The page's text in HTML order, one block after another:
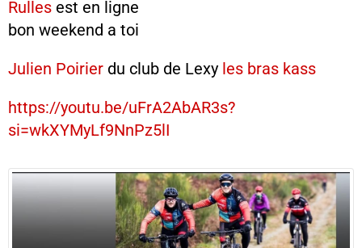
Rulles est en ligne
bon weekend a toi
Julien Poirier du club de Lexy les bras kass
https://youtu.be/uFrA2AbAR3s?
si=wkXYMyLf9NnPz5lI